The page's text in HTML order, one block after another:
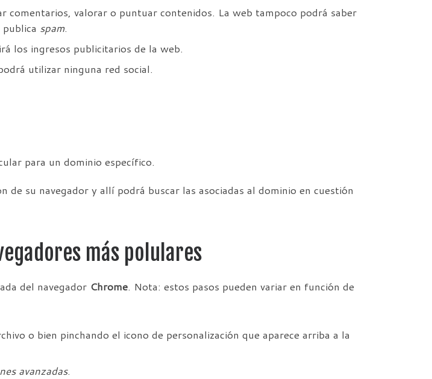
valorar o puntuar contenidos. La web tampoco podrá saber
spam.
los ingresos publicitarios de la web.
utilizar ninguna red social.
para un dominio específico.
su navegador y allí podrá buscar las asociadas al dominio en cuestión
más polulares
del navegador Chrome. Nota: estos pasos pueden variar en función de
o bien pinchando el icono de personalización que aparece arriba a la
avanzadas.